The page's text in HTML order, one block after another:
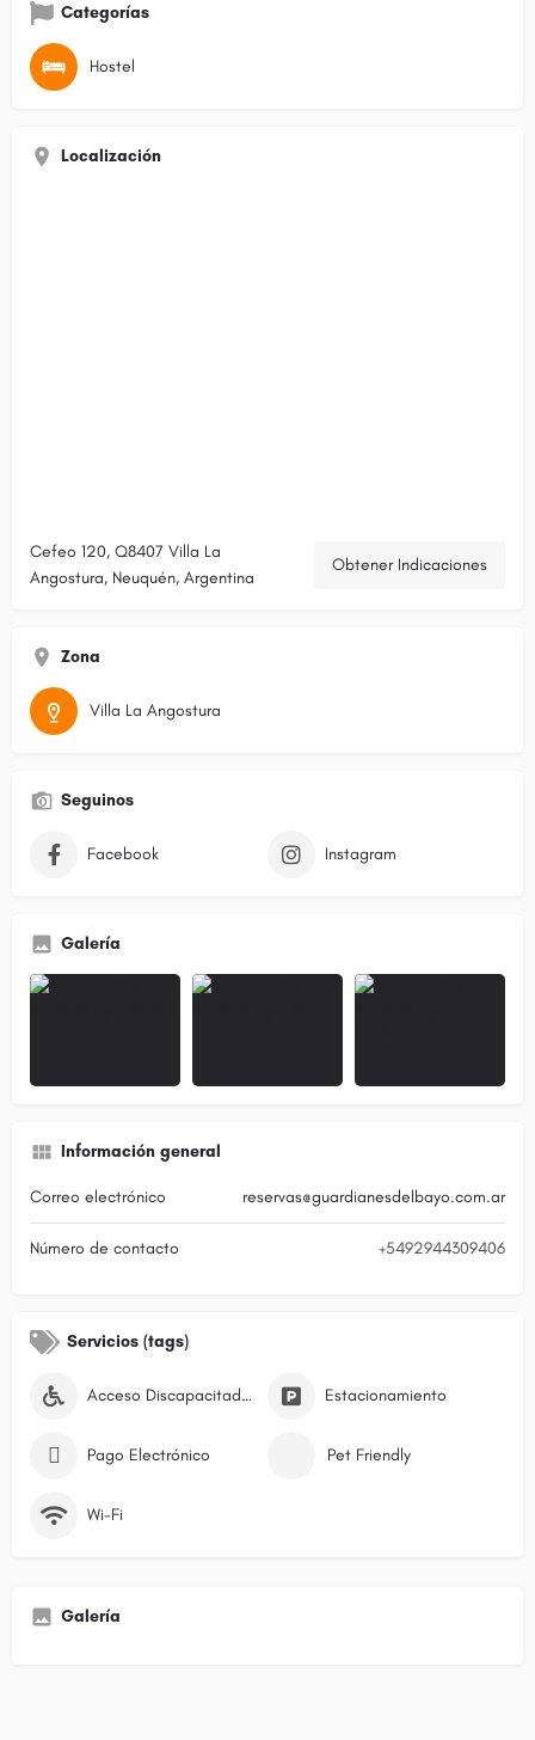
Categorías
Hostel
Localización
Cefeo 120, Q8407 Villa La
Angostura, Neuquén, Argentina
Obtener Indicaciones
Zona
Villa La Angostura
Seguinos
Facebook Instagram
Galería
Información general
Correo electrónico reservas@guardianesdelbayo.com.ar
Número de contacto +5492944309406
Servicios (tags)
Acceso Discapacitados Estacionamiento
Pago Electrónico Pet Friendly
Wi-Fi
Galería